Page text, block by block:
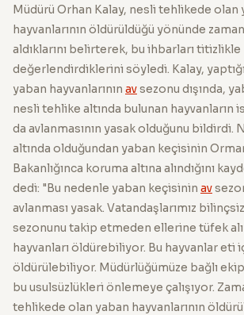
Müdürü Orhan Kalay, nesli tehlikede olan
hayvanlarının öldürüldüğü yönünde
aldıklarını belirterek, bu ihbarları titizlikle
değerlendirdiklerini söyledi. Kalay,
yaban hayvanlarının avsezonu dışında,
nesli tehlike altında bulunan hayvanların
da avlanmasının yasak olduğunu bildirdi.
altında olduğundan yaban keçisinin
Bakanlığınca koruma altına alındığını
dedi: "Bu nedenle yaban keçisinin av
avlanması yasak. Vatandaşlarımız
sezonunu takip etmeden ellerine tüfek
hayvanları öldürebiliyor. Bu hayvanlar eti
öldürülebiliyor. Müdürlüğümüze bağlı
bu usulsüzlükleri önlemeye çalışıyor.
tehlikede olan yaban hayvanlarının